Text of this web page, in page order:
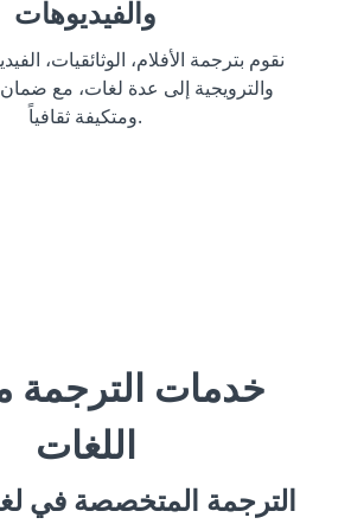
والفيديوهات
نقوم بترجمة الأفلام، الوثائقيات،
والترويجية إلى عدة لغات، مع
ومتكيفة ثقافياً.
خدمات الترجمة
اللغات
الترجمة المتخصصة في